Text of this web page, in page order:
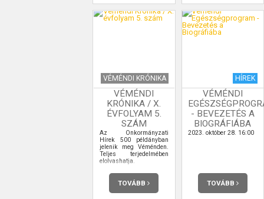
VÉMÉNDI KRÓNIKA
VÉMÉNDI
KRÓNIKA / X.
ÉVFOLYAM 5.
SZÁM
Az Önkormányzati
Hírek 500 példányban
jelenik meg Véménden.
Teljes terjedelmében
elolvashatja.
TOVÁBB
HÍREK
VÉMÉNDI
- BEVEZETÉS A
BIOGRÁFIÁBA
2023. október 28. 16:00
TOVÁBB